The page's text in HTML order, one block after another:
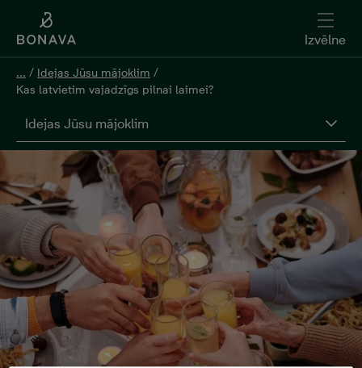
Izvēlne
... / Idejas Jūsu mājoklim /
Kas latvietim vajadzīgs pilnai laimei?
Idejas Jūsu mājoklim